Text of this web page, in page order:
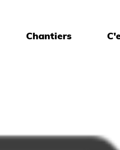
Chantiers